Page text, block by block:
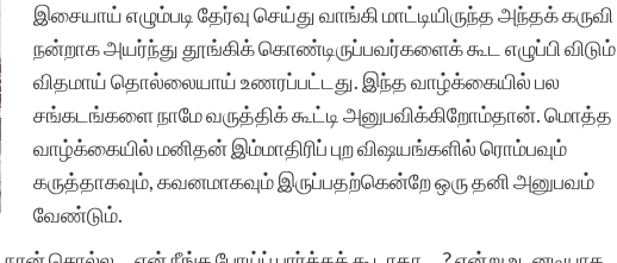
இசையாய் எழும்படி தேர்வு செய்து வாங்கி மாட்டியிருந்த அந்தக் கருவி
நன்றாக அயர்ந்து தூங்கிக் கொண்டிருப்பவர்களைக் கூட எழுப்பி விடும்
விதமாய் தொல்லையாய் உணரப்பட்டது. இந்த வாழ்க்கையில் பல
சங்கடங்களை நாமே வருத்திக் கூட்டி அனுபவிக்கிறோம்தான். மொத்த
வாழ்க்கையில் மனிதன் இம்மாதிரிப் புற விஷயங்களில் ரொம்பவும்
கருத்தாகவும், கவனமாகவும் இருப்பதற்கென்றே ஒரு தனி அனுபவம்
வேண்டும்.